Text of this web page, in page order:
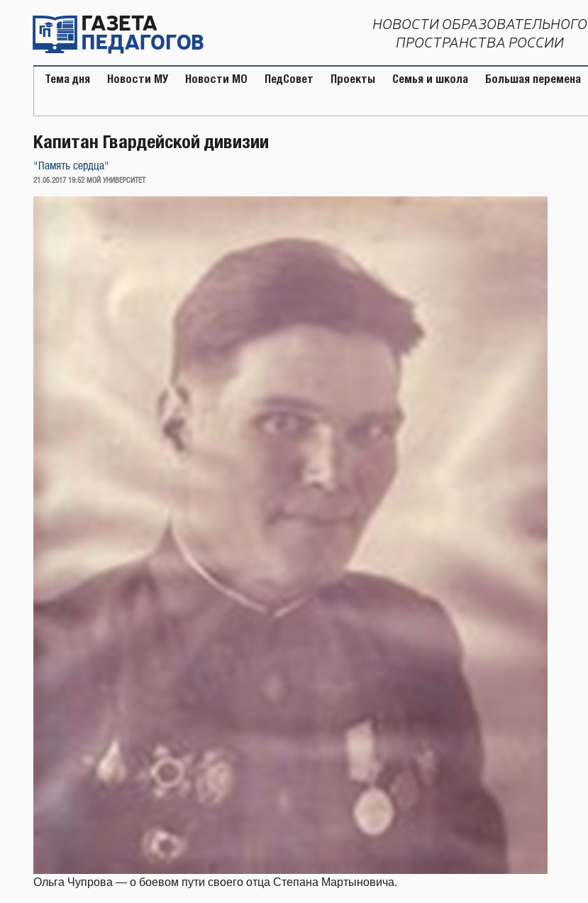
содержимому
НОВОСТИ ОБРАЗОВАТЕЛЬНОГО
ПРОСТРАНСТВА РОССИИ
Тема дня Новости МУ Новости МО ПедСовет Проекты Семья и школа Большая перемена
Капитан Гвардейской дивизии
"Память сердца"
ОПУБЛИКОВАНО
21.05.2017 19:52 МОЙ УНИВЕРСИТЕТ
Ольга Чупрова — о боевом пути своего отца Степана Мартыновича.